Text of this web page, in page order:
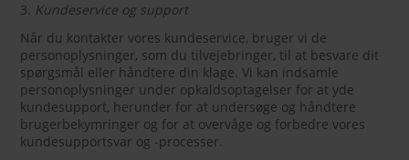
3. Kundeservice og support
Når du kontakter vores kundeservice, bruger vi de
personoplysninger, som du tilvejebringer, til at besvare dit
spørgsmål eller håndtere din klage. Vi kan indsamle
personoplysninger under opkaldsoptagelser for at yde
kundesupport, herunder for at undersøge og håndtere
brugerbekymringer og for at overvåge og forbedre vores
kundesupportsvar og -processer.